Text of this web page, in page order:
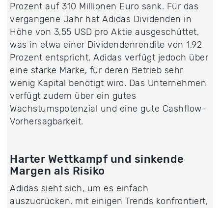
Prozent auf 310 Millionen Euro sank. Für das
vergangene Jahr hat Adidas Dividenden in
Höhe von 3,55 USD pro Aktie ausgeschüttet,
was in etwa einer Dividendenrendite von 1,92
Prozent entspricht. Adidas verfügt jedoch über
eine starke Marke, für deren Betrieb sehr
wenig Kapital benötigt wird. Das Unternehmen
verfügt zudem über ein gutes
Wachstumspotenzial und eine gute Cashflow-
Vorhersagbarkeit.
Harter Wettkampf und sinkende
Margen als Risiko
Adidas sieht sich, um es einfach
auszudrücken, mit einigen Trends konfrontiert,